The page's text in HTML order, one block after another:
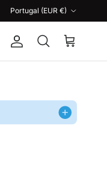
Portugal (EUR €)
ContaPesquisarCarrinho